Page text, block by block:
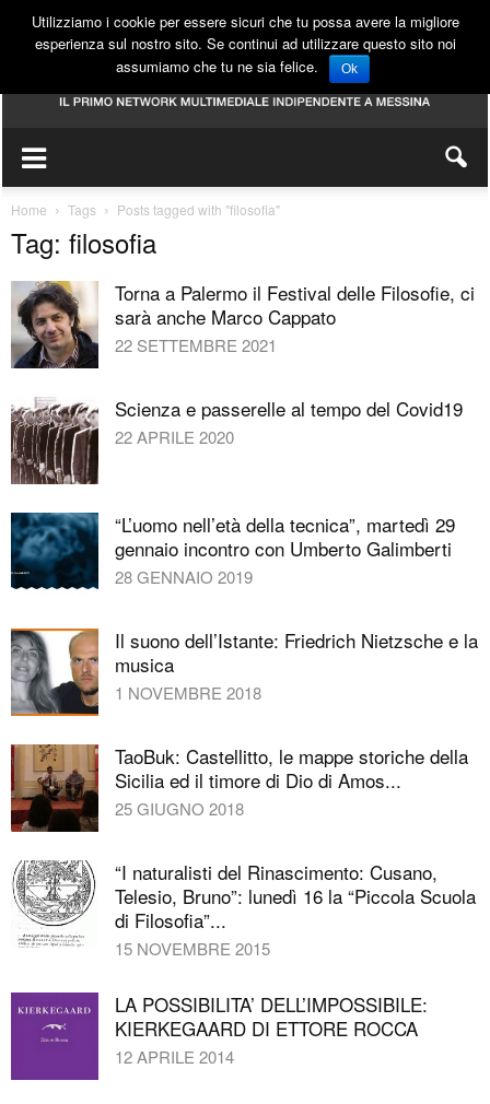
Home Tags Posts tagged with "filosofia"
Tag: filosofia
Torna a Palermo il Festival delle Filosofie, ci
sarà anche Marco Cappato
22 SETTEMBRE 2021
Scienza e passerelle al tempo del Covid19
22 APRILE 2020
“L’uomo nell’età della tecnica”, martedì 29
gennaio incontro con Umberto Galimberti
28 GENNAIO 2019
Il suono dell’Istante: Friedrich Nietzsche e la
musica
1 NOVEMBRE 2018
TaoBuk: Castellitto, le mappe storiche della
Sicilia ed il timore di Dio di Amos...
25 GIUGNO 2018
“I naturalisti del Rinascimento: Cusano,
Telesio, Bruno”: lunedì 16 la “Piccola Scuola
di Filosofia”...
15 NOVEMBRE 2015
LA POSSIBILITA’ DELL’IMPOSSIBILE:
KIERKEGAARD DI ETTORE ROCCA
12 APRILE 2014
Utilizziamo i cookie per essere sicuri che tu possa avere la migliore
esperienza sul nostro sito. Se continui ad utilizzare questo sito noi
assumiamo che tu ne sia felice.
Ok